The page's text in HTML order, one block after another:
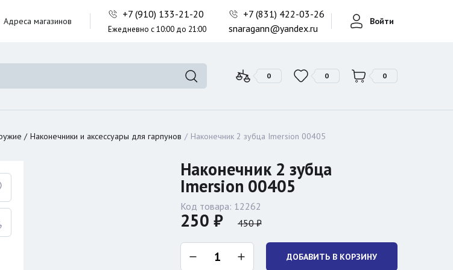
Адреса магазинов
+7 (910) 133-21-20
Ежедневно с 10:00 до 21:00
+7 (831) 422-03-26
snaragann@yandex.ru
Войти
0 0 0
Фонари поисковые
Фонари тактические
Наконечники и аксессуары для гарпунов Наконечник 2 зубца Imersion 00405
Наконечник 2 зубца
Imersion 00405
Код товара: 12262
250 ₽ 450 ₽
ДОБАВИТЬ В КОРЗИНУ